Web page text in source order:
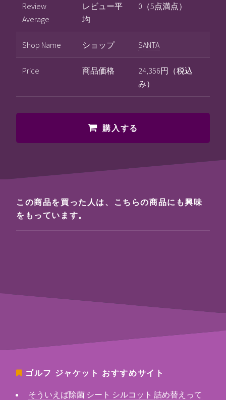
Review
Average
レビュー平
均
0（5点満点）
Shop Name ショップ SANTA
Price 商品価格
24,356円（税込
み）
購入する
この商品を買った人は、こちらの商品にも興味
をもっています。
ゴルフ ジャケット おすすめサイト
そういえば除菌 シート シルコット 詰め替えって